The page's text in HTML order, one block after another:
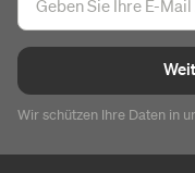
Wir schützen Ihre Daten in